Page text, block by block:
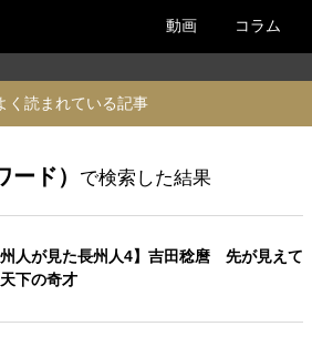
動画 コラム
く読まれている記事
ド） で検索した結果
州人が見た長州人4】吉田稔麿 先が見えて
下の奇才